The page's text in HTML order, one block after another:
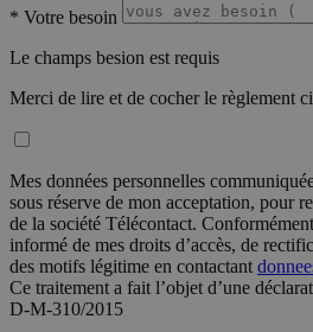
* Votre besoin
Le champs besion est requis
Merci de lire et de cocher le règlement
Mes données personnelles
sous réserve de mon acceptation, pour
de la société Télécontact.
informé de mes droits d’accès, de
des motifs légitime en contactant
Ce traitement a fait l’objet d’une
D-M-310/2015